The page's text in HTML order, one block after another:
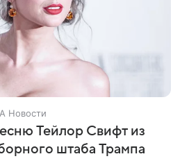
Новости
Тейлор Свифт из
штаба Трампа